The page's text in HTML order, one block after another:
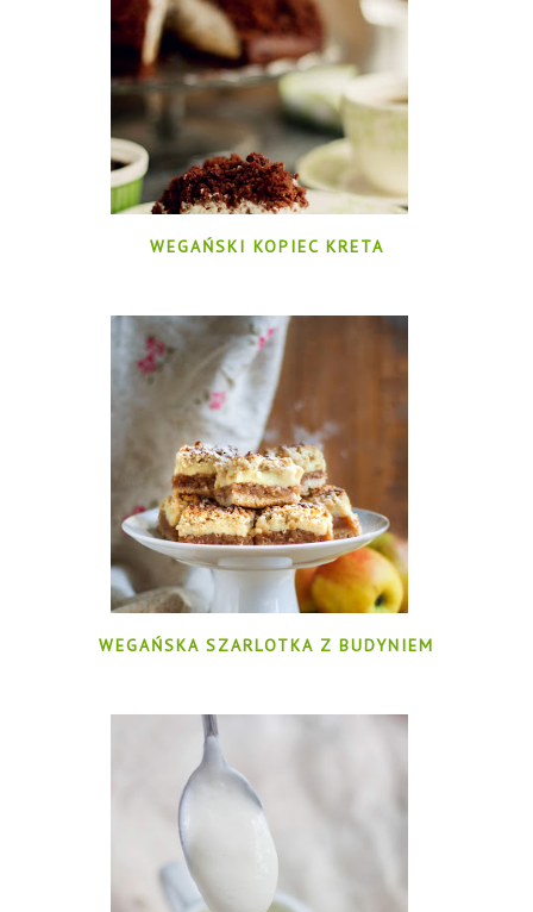
WEGAŃSKI KOPIEC KRETA
WEGAŃSKA SZARLOTKA Z BUDYNIEM